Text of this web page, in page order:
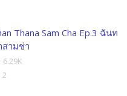
Thana Sam Cha Ep.3 ฉันท
สามช่า
6.29K
2